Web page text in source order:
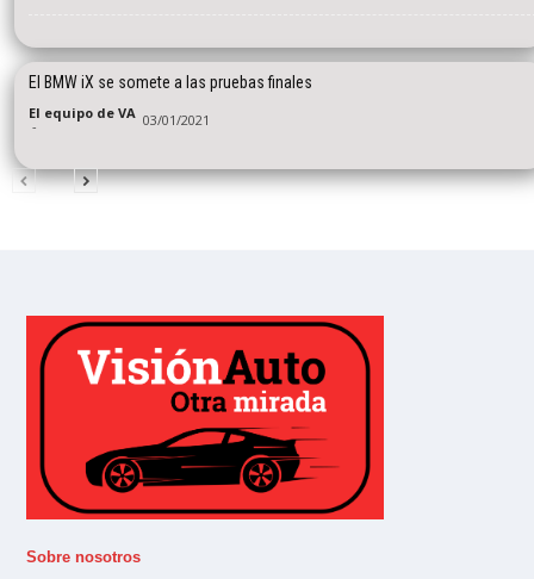
El BMW iX se somete a las pruebas finales
El equipo de VA
- 03/01/2021
Sobre nosotros